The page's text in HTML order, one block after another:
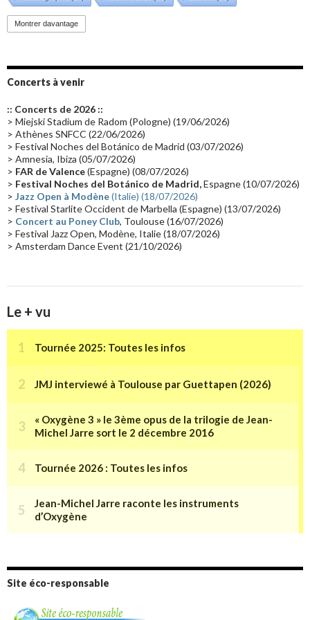
Promo 2019(23)
Groupe de Recherche Musicale
Passages radio Vidéo Jarrecast (16) Synthé 80's
Les concerts en Chine(16) Cinéma
Synthé Roland(15) Belgique(15)
(14) Astronomie (14) (14)
Tournée 2025(14) 2024(14) Chine(13)
Montrer davantage
Concerts à venir
:: Concerts de 2026 ::
> Miejski Stadium de Radom (Pologne) (19/06/2026)
> Athènes SNFCC (22/06/2026)
> Festival Noches del Botánico de Madrid (03/07/2026)
> Amnesia, Ibiza (05/07/2026)
> FAR de Valence(Espagne) (08/07/2026)
> Festival Noches del Botánico de Madrid,Espagne (10/07/2026)
> Jazz Open à Modène(Italie) (18/07/2026)
> Festival Starlite Occident de Marbella (Espagne) (13/07/2026)
> Concert au Poney Club, Toulouse (16/07/2026)
> Festival Jazz Open, Modène, Italie (18/07/2026)
> Amsterdam Dance Event (21/10/2026)
Le + vu
Site éco-responsable